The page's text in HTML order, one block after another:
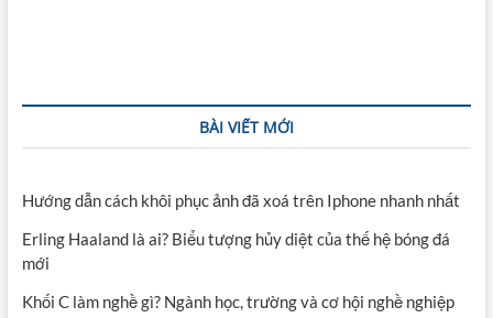
BÀI VIẾT MỚI
Hướng dẫn cách khôi phục ảnh đã xoá trên Iphone nhanh nhất
Erling Haaland là ai? Biểu tượng hủy diệt của thế hệ bóng đá
mới
Khối C làm nghề gì? Ngành học, trường và cơ hội nghề nghiệp